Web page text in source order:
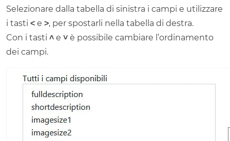
Selezionare dalla tabella di sinistra i campi e utilizzare
i tasti ˂ e ˃, per spostarli nella tabella di destra.
Con i tasti ˄ e ˅ è possibile cambiare l’ordinamento
dei campi.